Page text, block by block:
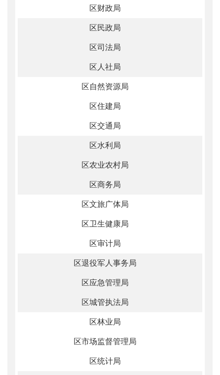
区财政局
区民政局
区司法局
区人社局
区自然资源局
区住建局
区交通局
区水利局
区农业农村局
区商务局
区文旅广体局
区卫生健康局
区审计局
区退役军人事务局
区应急管理局
区城管执法局
区林业局
区市场监督管理局
区统计局